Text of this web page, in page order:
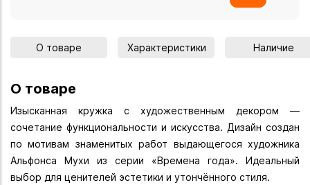
О товаре Характеристики Наличие
О товаре
Изысканная кружка с художественным декором —
сочетание функциональности и искусства. Дизайн создан
по мотивам знаменитых работ выдающегося художника
Альфонса Мухи из серии «Времена года». Идеальный
выбор для ценителей эстетики и утончённого стиля.